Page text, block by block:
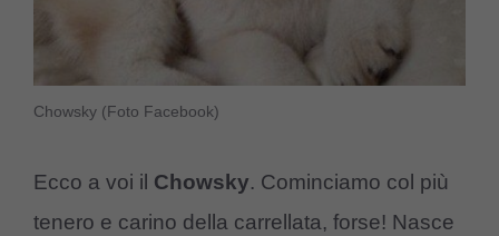
Chowsky (Foto Facebook)
Ecco a voi il Chowsky. Cominciamo col più
tenero e carino della carrellata, forse! Nasce